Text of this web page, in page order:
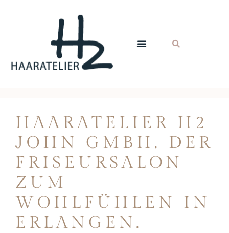
HAARATELIER H2
JOHN GMBH. DER
FRISEURSALON
ZUM
WOHLFÜHLEN IN
ERLANGEN.